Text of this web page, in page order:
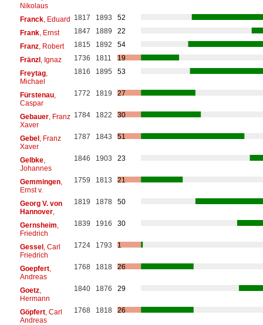
Nikolaus
Franck, Eduard 1817 1893
52
Frank, Ernst 1847 1889
22
Franz, Robert 1815 1892
54
Fränzl, Ignaz 1736 1811
19
Freytag,
Michael
1816 1895 53
Fürstenau,
Caspar
1772 1819 27
Gebauer, Franz
Xaver
1784 1822 30
Gebel, Franz
Xaver
1787 1843 51
Gelbke,
Johannes
1846 1903 23
Gemmingen,
Ernst v.
1759 1813 21
Georg V. von
Hannover,
1819 1878 50
Gernsheim
Friedrich
1839 1916 30
Gessel, Carl
Friedrich
1724 1793 1
Goepfert,
Andreas
1768 1818 26
Goetz,
Hermann
1840 1876 29
Göpfert, Carl
Andreas
1768 1818 26